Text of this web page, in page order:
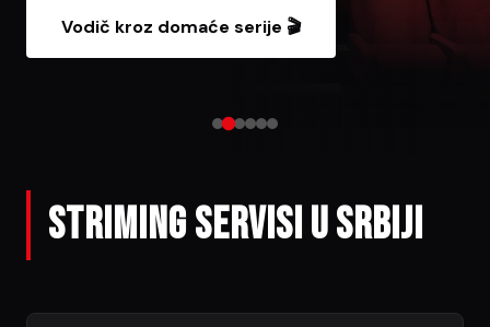
Vodič kroz domaće serije 🎬
STRIMING SERVISI u Srbiji